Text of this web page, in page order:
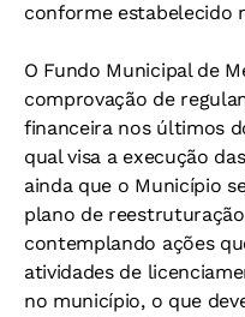
conforme estabelecido
O Fundo Municipal de
comprovação de
financeira nos últimos
qual visa a execução
ainda que o Município
plano de
contemplando ações
atividades de
no município, o que